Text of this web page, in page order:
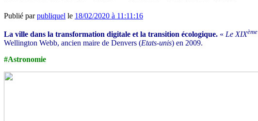
Publié parpubliquel le 18/02/2020 à 11:11:16
La ville dans la transformation digitale et la transition écologique. « Le XIXème
Wellington Webb, ancien maire de Denvers (Etats-unis) en 2009.
#Astronomie